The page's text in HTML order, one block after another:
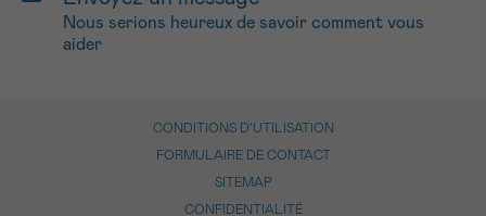
Nous serions heureux de savoir comment vous
aider
CONDITIONS D’UTILISATION
FORMULAIRE DE CONTACT
SITEMAP
CONFIDENTIALITÉ